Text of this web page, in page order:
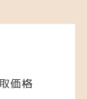
価格